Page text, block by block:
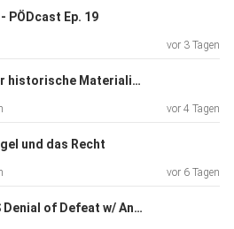
UG
donate/?
Discord-Community möchtet,
über Ko-Fi oder Patreon:
c/99zueins
PÖDcast Ep. 19
vor 3 Tagen
Episode 696: Der historische Materialismus mit Paul und Paul
vor 4 Tagen
und das Recht
vor 6 Tagen
Episode 688: US Denial of Defeat w/ Anusar Farooqui